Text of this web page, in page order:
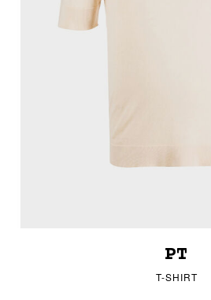
PT
T-SHIRT